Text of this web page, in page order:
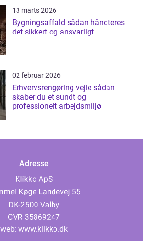
13 marts 2026
Bygningsaffald sådan håndteres
det sikkert og ansvarligt
02 februar 2026
Erhvervsrengøring vejle sådan
skaber du et sundt og
professionelt arbejdsmiljø
Adresse
web: www.klikko.dk